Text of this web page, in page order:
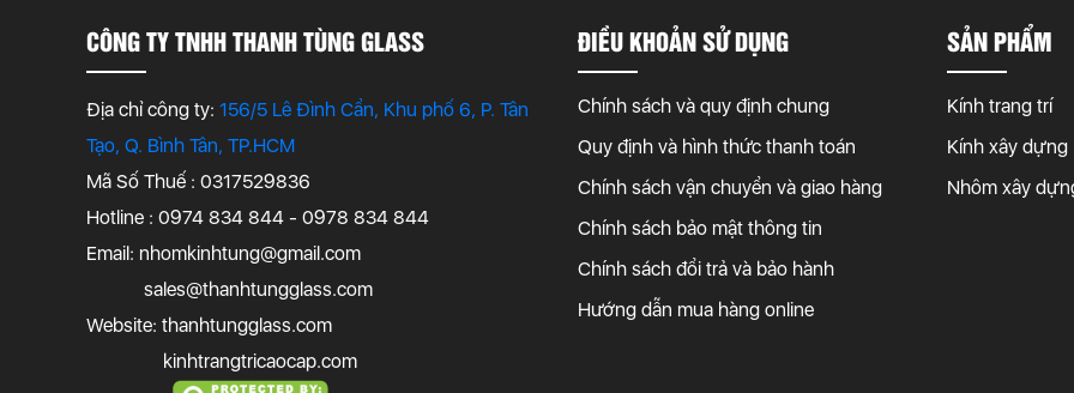
CÔNG TY TNHH THANH TÙNG GLASS
Địa chỉ công ty: 156/5 Lê Đình Cẩn, Khu phố 6, P. Tân
Tạo, Q. Bình Tân, TP.HCM
Mã Số Thuế : 0317529836
Hotline : 0974 834 844 - 0978 834 844
Email: nhomkinhtung@gmail.com
sales@thanhtungglass.com
Website: thanhtungglass.com
kinhtrangtricaocap.com
ĐIỀU KHOẢN SỬ DỤNG
Chính sách và quy định chung
Quy định và hình thức thanh toán
Chính sách vận chuyển và giao hàng
Chính sách bảo mật thông tin
Chính sách đổi trả và bảo hành
Hướng dẫn mua hàng online
SẢN PHẨM
Kính trang trí
Kính xây dựng
Nhôm xây